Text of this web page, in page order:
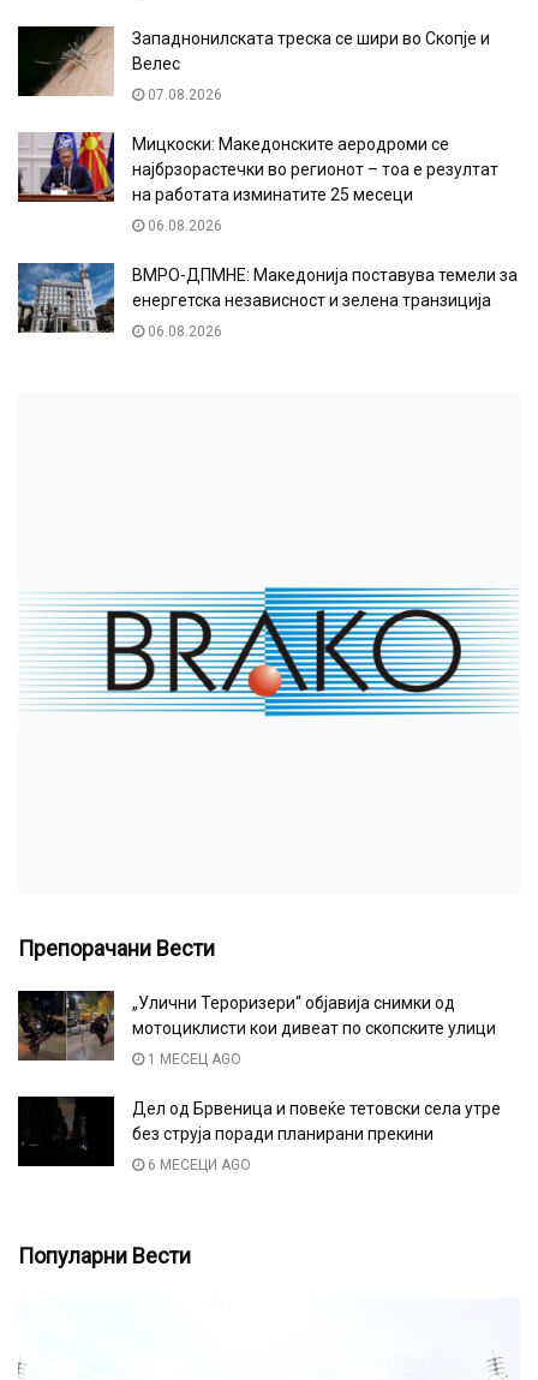
Западнонилската треска се шири во Скопје и
Велес
07.08.2026
Мицкоски: Македонските аеродроми се
најбрзорастечки во регионот – тоа е резултат
на работата изминатите 25 месеци
06.08.2026
ВМРО-ДПМНЕ: Македонија поставува темели за
енергетска независност и зелена транзиција
06.08.2026
Препорачани Вести
„Улични Тероризери“ објавија снимки од
мотоциклисти кои дивеат по скопските улици
1 МЕСЕЦ AGO
Дел од Брвеница и повеќе тетовски села утре
без струја поради планирани прекини
6 МЕСЕЦИ AGO
Популарни Вести